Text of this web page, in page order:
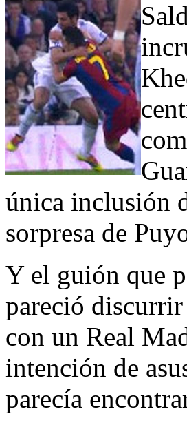
única inclusión
sorpresa de
Y el guión que
pareció
con un Real
intención de
parecía